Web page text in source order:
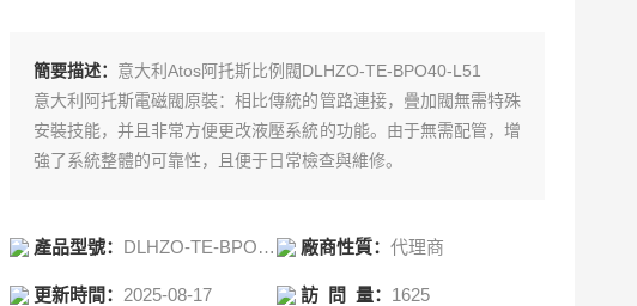
簡要描述： 意大利Atos阿托斯比例閥DLHZO-TE-BPO40-L51
意大利阿托斯電磁閥原裝：相比傳統的管路連接，疊加閥無需特殊
安裝技能，并且非常方便更改液壓系統的功能。由于無需配管，增
強了系統整體的可靠性，且便于日常檢查與維修。
疊加閥通徑大小：
產品型號： DLHZO-TE-BPO40-L53 廠商性質：代理商
更新時間： 2025-08-17 訪 問 量： 1625